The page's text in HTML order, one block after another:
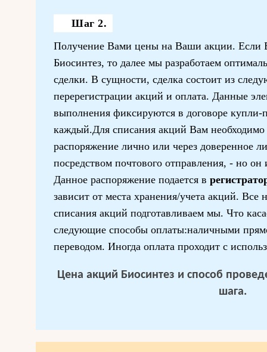
Шаг 2.
Получение Вами цены на Ваши акции. Если
Биосинтез, то далее мы разработаем
сделки. В сущности, сделка состоит из
перерегистрации акций и оплата. Данные
выполнения фиксируются в договоре
каждый.Для списания акций Вам необходимо
распоряжение лично или через доверенное
посредством почтового отправления, - но он
Данное распоряжение подается в
зависит от места хранения/учета акций. Все
списания акций подготавливаем мы. Что
следующие способы оплаты:наличными
переводом. Иногда оплата проходит с
Цена акций Биосинтез и способ
шага.